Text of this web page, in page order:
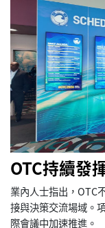
OTC持續發
業內人士指出，OTC
接與決策交流場域。
際會議中加速推進。